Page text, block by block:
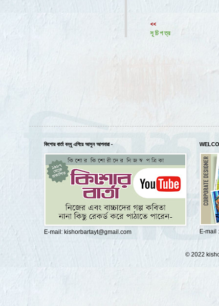
<<
সূ চি প ত্র
কিশোর বার্তা বন্ধু এগিয়ে আসুন আপনারা -
E-mail: kishorbartayt@gmail.com E-mail
© 2022